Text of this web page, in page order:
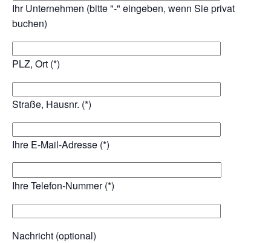
Ihr Unternehmen (bitte "-" eingeben, wenn Sie privat
buchen)
PLZ, Ort (*)
Straße, Hausnr. (*)
Ihre E-Mail-Adresse (*)
Ihre Telefon-Nummer (*)
Nachricht (optional)